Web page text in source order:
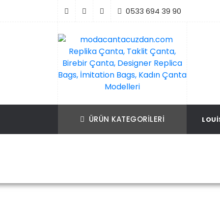
0533 694 39 90
İmitation Bags, Kadın Çanta Modelleri
ÜRÜN KATEGORILERI